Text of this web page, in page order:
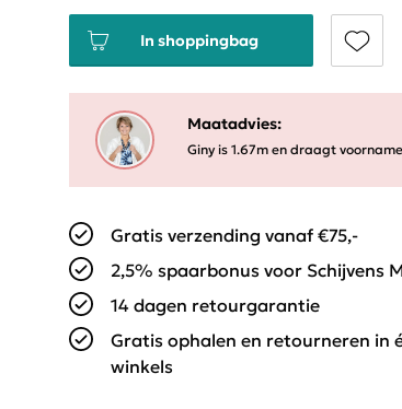
In shoppingbag
Maatadvies:
Giny is 1.67m en draagt
Gratis verzending vanaf €75,-
2,5% spaarbonus voor Schijvens
14 dagen retourgarantie
Gratis ophalen en retourneren in
winkels